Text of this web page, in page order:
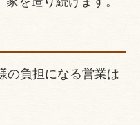
水鑑定
負担になる営業は